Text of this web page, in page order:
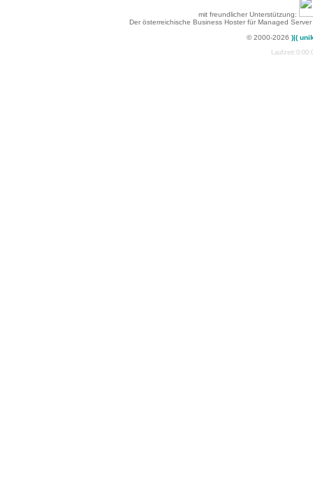
mit freundlicher Unterstützung:
Der österreichische Business Hoster für Managed
© 2000-2026 )|(